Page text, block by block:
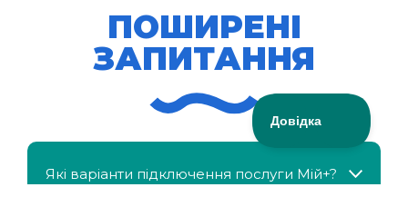
ПОШИРЕНІ
ЗАПИТАННЯ
Які варіанти підключення послуги Мій+?